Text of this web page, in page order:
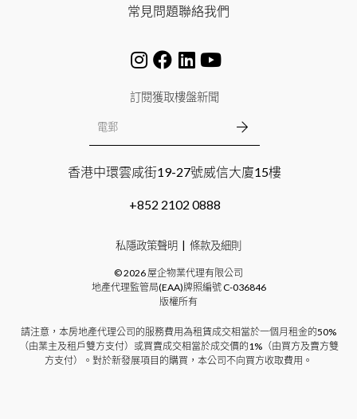
常見問題聯絡我們
訂閱獲取樓盤新聞
香港中環雲咸街19-27號威信大廈15樓
+852 2102 0888
私隱政策聲明 條款及細則
©2026 屋企物業代理有限公司
地產代理監管局(EAA)牌照編號C-036846
版權所有
請注意，本房地產代理公司的服務費用為租賃成交相當於一個月租金的50%
（由業主及租戶雙方支付）或買賣成交相當於成交價的1%（由買方及賣方雙
方支付）。對於新發展項目的購買，本公司不向買方收取費用。